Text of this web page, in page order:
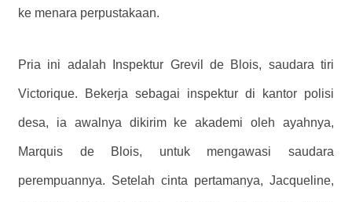
ke menara perpustakaan.
Pria ini adalah Inspektur Grevil de Blois, saudara tiri
Victorique. Bekerja sebagai inspektur di kantor polisi
desa, ia awalnya dikirim ke akademi oleh ayahnya,
Marquis de Blois, untuk mengawasi saudara
perempuannya. Setelah cinta pertamanya, Jacqueline,